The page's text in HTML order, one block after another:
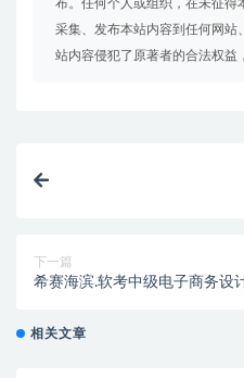
布。任何个人或组织，在未征得
采集、发布本站内容到任何网站
站内容侵犯了原著者的合法权益
下一篇
希赛海滨.软考中级电子商务设
相关文章